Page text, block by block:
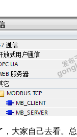
大家自己去看。